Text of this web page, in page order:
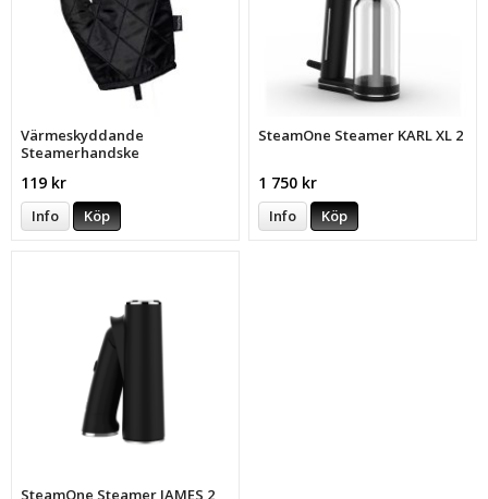
Värmeskyddande
Steamerhandske
119 kr
Info Köp
SteamOne Steamer KARL XL 2
1 750 kr
Info Köp
SteamOne Steamer JAMES 2